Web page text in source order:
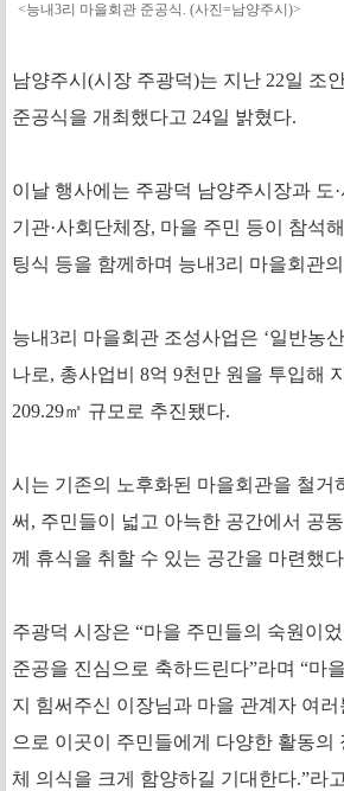
<능내3리 마을회관 준공식. (사진=남양주시)>
남양주시(시장 주광덕)는 지난 22일 조
준공식을 개최했다고 24일 밝혔다.
이날 행사에는 주광덕 남양주시장과 도
기관·사회단체장, 마을 주민 등이 참석
팅식 등을 함께하며 능내3리 마을회관
능내3리 마을회관 조성사업은 ‘일반농
나로, 총사업비 8억 9천만 원을 투입해
209.29㎡ 규모로 추진됐다.
시는 기존의 노후화된 마을회관을 철거
써, 주민들이 넓고 아늑한 공간에서 공
께 휴식을 취할 수 있는 공간을 마련했
주광덕 시장은 “마을 주민들의 숙원이
준공을 진심으로 축하드린다”라며 “마
지 힘써주신 이장님과 마을 관계자 여
으로 이곳이 주민들에게 다양한 활동의
체 의식을 크게 함양하길 기대한다.”라